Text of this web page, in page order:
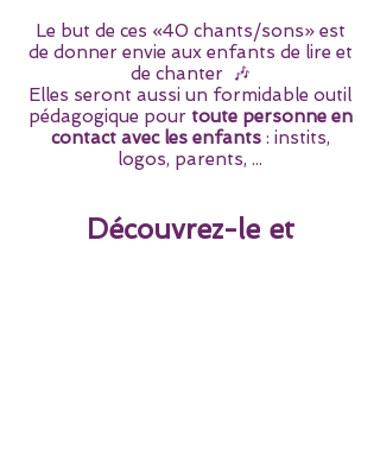
Le but de ces «40 chants/sons» est
de donner envie aux enfants de lire et
de chanter 🎶
Elles seront aussi un formidable outil
pédagogique pour toute personne en
contact avec les enfants: instits,
logos, parents, ...
Découvrez-le et